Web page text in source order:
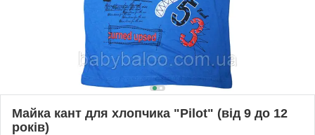
Майка кант для хлопчика "Pilot" (від 9 до 12
років)